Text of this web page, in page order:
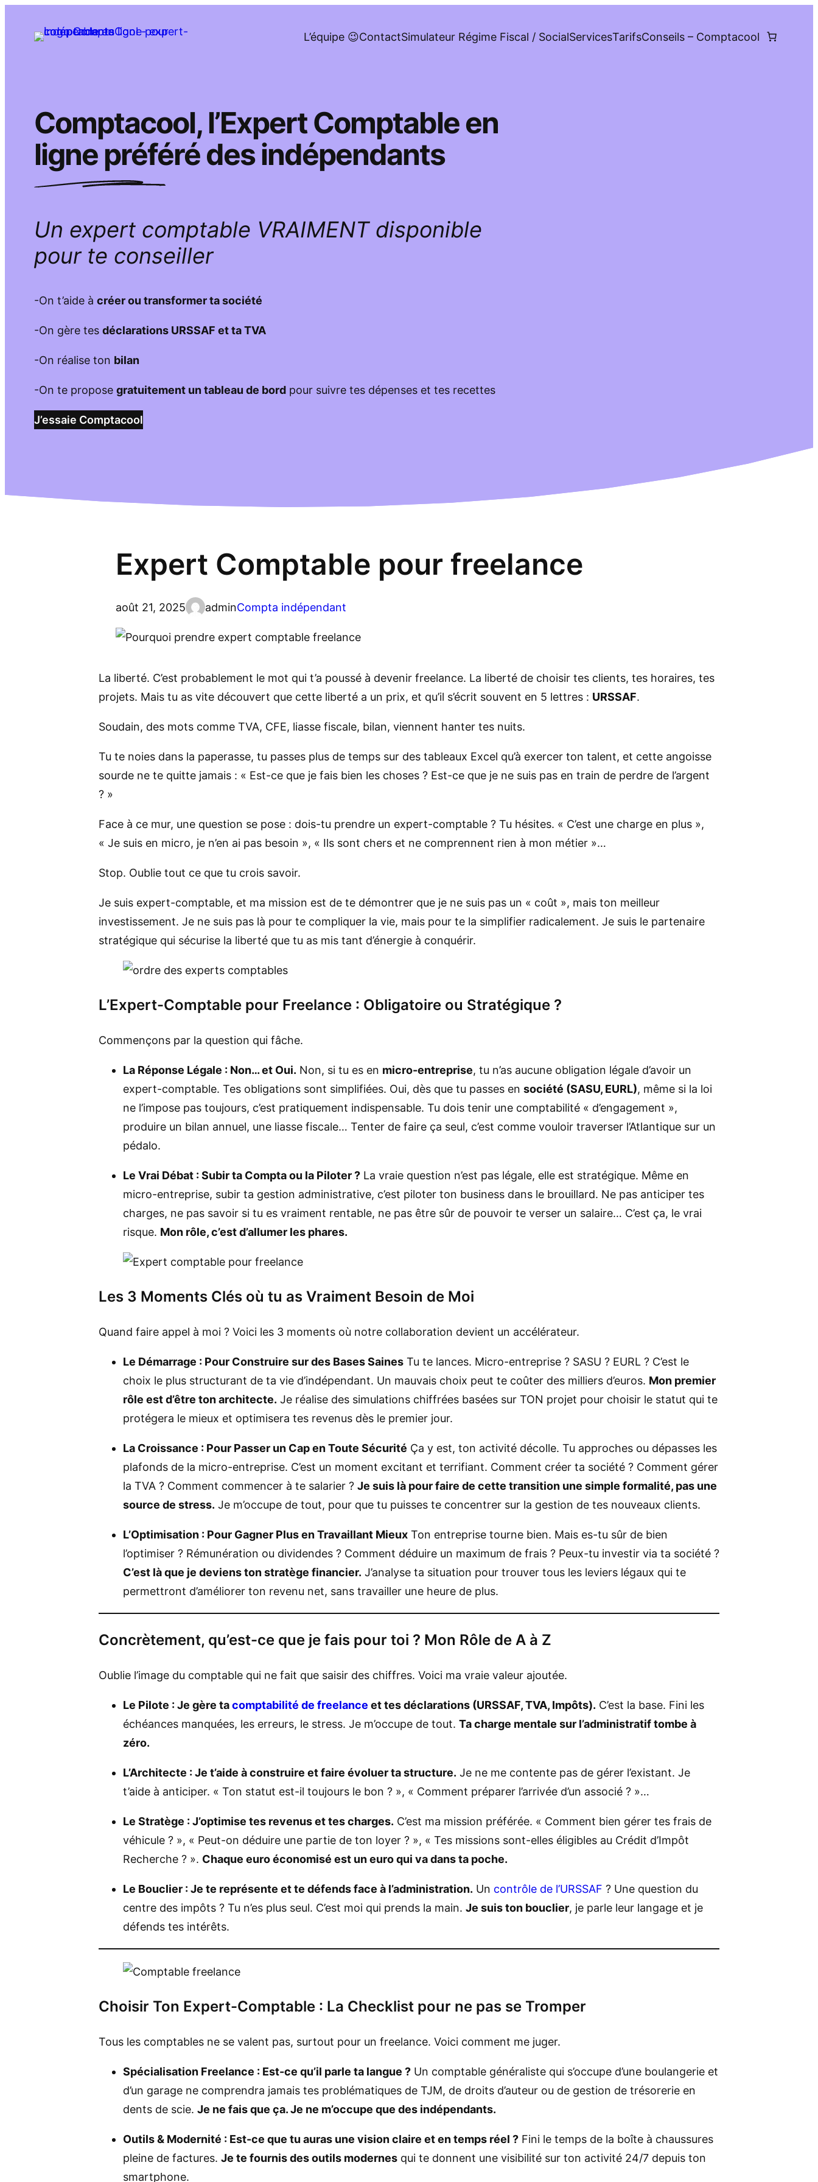
L’équipe 😉ContactSimulateur Régime Fiscal / SocialServicesTarifsConseils – Comptacool
Comptacool, l’Expert Comptable en
ligne préféré des indépendants
Un expert comptable VRAIMENT disponible
pour te conseiller
-On t’aide à créer ou transformer ta société
-On gère tes déclarations URSSAF et ta TVA
-On réalise ton bilan
-On te propose gratuitement un tableau de bord pour suivre tes dépenses et tes recettes
J’essaie Comptacool
Expert Comptable pour freelance
août 21, 2025 adminCompta indépendant
La liberté. C’est probablement le mot qui t’a poussé à devenir freelance. La liberté de choisir tes clients, tes horaires, tes
projets. Mais tu as vite découvert que cette liberté a un prix, et qu’il s’écrit souvent en 5 lettres : URSSAF.
Soudain, des mots comme TVA, CFE, liasse fiscale, bilan, viennent hanter tes nuits.
Tu te noies dans la paperasse, tu passes plus de temps sur des tableaux Excel qu’à exercer ton talent, et cette angoisse
sourde ne te quitte jamais : « Est-ce que je fais bien les choses ? Est-ce que je ne suis pas en train de perdre de l’argent
? »
Face à ce mur, une question se pose : dois-tu prendre un expert-comptable ? Tu hésites. « C’est une charge en plus »,
« Je suis en micro, je n’en ai pas besoin », « Ils sont chers et ne comprennent rien à mon métier »…
Stop. Oublie tout ce que tu crois savoir.
Je suis expert-comptable, et ma mission est de te démontrer que je ne suis pas un « coût », mais ton meilleur
investissement. Je ne suis pas là pour te compliquer la vie, mais pour te la simplifier radicalement. Je suis le partenaire
stratégique qui sécurise la liberté que tu as mis tant d’énergie à conquérir.
L’Expert-Comptable pour Freelance : Obligatoire ou Stratégique ?
Commençons par la question qui fâche.
La Réponse Légale : Non… et Oui. Non, si tu es en micro-entreprise, tu n’as aucune obligation légale d’avoir un
expert-comptable. Tes obligations sont simplifiées. Oui, dès que tu passes en société (SASU, EURL), même si la loi
ne l’impose pas toujours, c’est pratiquement indispensable. Tu dois tenir une comptabilité « d’engagement »,
produire un bilan annuel, une liasse fiscale… Tenter de faire ça seul, c’est comme vouloir traverser l’Atlantique sur un
pédalo.
Le Vrai Débat : Subir ta Compta ou la Piloter ? La vraie question n’est pas légale, elle est stratégique. Même en
micro-entreprise, subir ta gestion administrative, c’est piloter ton business dans le brouillard. Ne pas anticiper tes
charges, ne pas savoir si tu es vraiment rentable, ne pas être sûr de pouvoir te verser un salaire… C’est ça, le vrai
risque. Mon rôle, c’est d’allumer les phares.
Les 3 Moments Clés où tu as Vraiment Besoin de Moi
Quand faire appel à moi ? Voici les 3 moments où notre collaboration devient un accélérateur.
Le Démarrage : Pour Construire sur des Bases Saines Tu te lances. Micro-entreprise ? SASU ? EURL ? C’est le
choix le plus structurant de ta vie d’indépendant. Un mauvais choix peut te coûter des milliers d’euros. Mon premier
rôle est d’être ton architecte. Je réalise des simulations chiffrées basées sur TON projet pour choisir le statut qui te
protégera le mieux et optimisera tes revenus dès le premier jour.
La Croissance : Pour Passer un Cap en Toute Sécurité Ça y est, ton activité décolle. Tu approches ou dépasses les
plafonds de la micro-entreprise. C’est un moment excitant et terrifiant. Comment créer ta société ? Comment gérer
la TVA ? Comment commencer à te salarier ? Je suis là pour faire de cette transition une simple formalité, pas une
source de stress. Je m’occupe de tout, pour que tu puisses te concentrer sur la gestion de tes nouveaux clients.
L’Optimisation : Pour Gagner Plus en Travaillant Mieux Ton entreprise tourne bien. Mais es-tu sûr de bien
l’optimiser ? Rémunération ou dividendes ? Comment déduire un maximum de frais ? Peux-tu investir via ta société ?
C’est là que je deviens ton stratège financier. J’analyse ta situation pour trouver tous les leviers légaux qui te
permettront d’améliorer ton revenu net, sans travailler une heure de plus.
Concrètement, qu’est-ce que je fais pour toi ? Mon Rôle de A à Z
Oublie l’image du comptable qui ne fait que saisir des chiffres. Voici ma vraie valeur ajoutée.
Le Pilote : Je gère tacomptabilité de freelance et tes déclarations (URSSAF, TVA, Impôts). C’est la base. Fini les
échéances manquées, les erreurs, le stress. Je m’occupe de tout. Ta charge mentale sur l’administratif tombe à
zéro.
L’Architecte : Je t’aide à construire et faire évoluer ta structure. Je ne me contente pas de gérer l’existant. Je
t’aide à anticiper. « Ton statut est-il toujours le bon ? », « Comment préparer l’arrivée d’un associé ? »…
Le Stratège : J’optimise tes revenus et tes charges. C’est ma mission préférée. « Comment bien gérer tes frais de
véhicule ? », « Peut-on déduire une partie de ton loyer ? », « Tes missions sont-elles éligibles au Crédit d’Impôt
Recherche ? ». Chaque euro économisé est un euro qui va dans ta poche.
Le Bouclier : Je te représente et te défends face à l’administration. Un contrôle de l’URSSAF ? Une question du
centre des impôts ? Tu n’es plus seul. C’est moi qui prends la main. Je suis ton bouclier, je parle leur langage et je
défends tes intérêts.
Choisir Ton Expert-Comptable : La Checklist pour ne pas se Tromper
Tous les comptables ne se valent pas, surtout pour un freelance. Voici comment me juger.
Spécialisation Freelance : Est-ce qu’il parle ta langue ? Un comptable généraliste qui s’occupe d’une boulangerie et
d’un garage ne comprendra jamais tes problématiques de TJM, de droits d’auteur ou de gestion de trésorerie en
dents de scie. Je ne fais que ça. Je ne m’occupe que des indépendants.
Outils & Modernité : Est-ce que tu auras une vision claire et en temps réel ? Fini le temps de la boîte à chaussures
pleine de factures. Je te fournis des outils modernes qui te donnent une visibilité sur ton activité 24/7 depuis ton
smartphone.